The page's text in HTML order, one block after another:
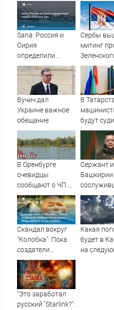
Sana: Россия и
Сирия
определили
судьбу военных
баз
Сербы
митинг
Путина
Вучич дал
Украине важное
обещание
В
будут
после
рабочего с
метровой
09/08/
Новости
В Оренбурге
очевидцы
сообщают о ЧП на
озере Старица
Сержант
Башкирии
получил
в зоне
Скандал вокруг
"Колобка": Пока
создатели
отбиваются от
угроз, сборы
далеки от
рекордных
Какая
будет в
на
"Это заработал
русский "Starlink?":